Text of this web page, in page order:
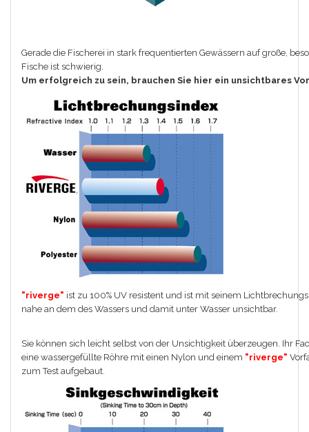
Gerade die Fischerei in stark frequentierten Gewässern auf große,
Fische ist schwierig.
Um erfolgreich zu sein, brauchen Sie hier ein unsichtbares
"riverge" ist zu 100% UV resistent und ist mit seinem
nahe an dem des Wassers und damit unter Wasser unsichtbar.
Sie können sich leicht selbst von der Unsichtigkeit überzeugen. Ihr
eine wassergefüllte Röhre mit einen Nylon und einem "riverge"
zum Test aufgebaut.